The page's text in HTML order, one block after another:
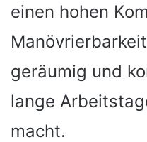
einen hohen
geräumig und
lange
macht.